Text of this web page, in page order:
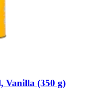
Vanilla (350 g)